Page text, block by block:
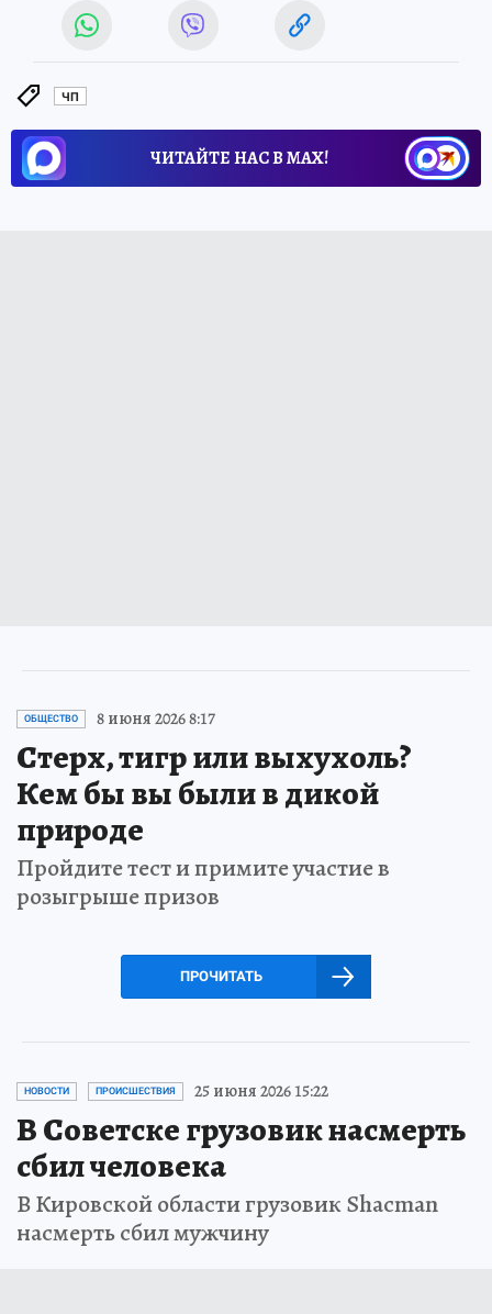
ЧП
ЧИТАЙТЕ НАС В МАХ!
ОБЩЕСТВО 8 июня 2026 8:17
Стерх, тигр или выхухоль?
Кем бы вы были в дикой
природе
Пройдите тест и примите участие в
розыгрыше призов
ПРОЧИТАТЬ
НОВОСТИ ПРОИСШЕСТВИЯ 25 июня 2026 15:22
В Советске грузовик насмерть
сбил человека
В Кировской области грузовик Shacman
насмерть сбил мужчину